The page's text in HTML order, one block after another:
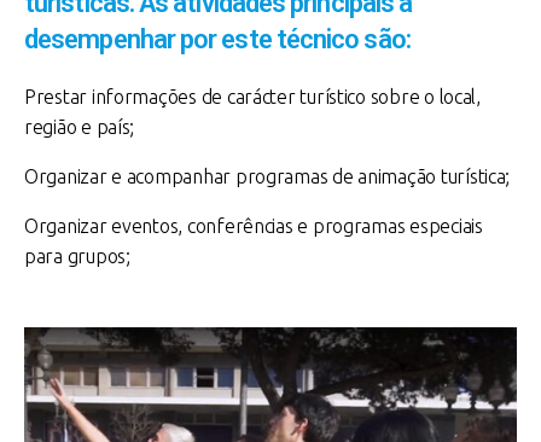
desempenhar por este técnico são:
Prestar informações de carácter turístico sobre o local,
região e país;
Organizar e acompanhar programas de animação turística;
Organizar eventos, conferências e programas especiais
para grupos;